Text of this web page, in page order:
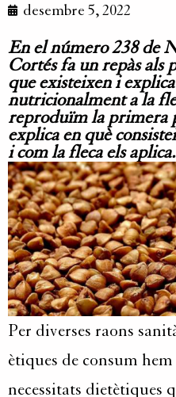
desembre 5, 2022
En el número 238 de
Cortés fa un repàs als
que existeixen i
nutricionalment a la
reproduïm la primera
explica en què
i com la fleca els aplica.
Per diverses raons
ètiques de consum
necessitats dietètiques